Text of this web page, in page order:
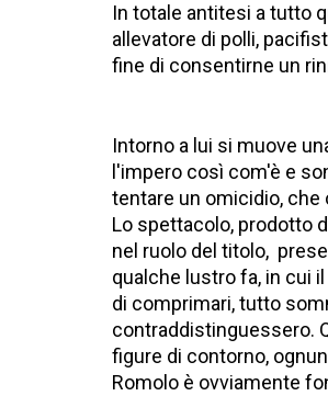
In totale antitesi a tutto
allevatore di polli,
fine di consentirne un
Intorno a lui si muove
l'impero così com'è e
tentare un omicidio, che
Lo spettacolo, prodotto
nel ruolo del titolo,
qualche lustro fa, in cui
di comprimari, tutto
contraddistinguessero.
figure di contorno,
Romolo è ovviamente